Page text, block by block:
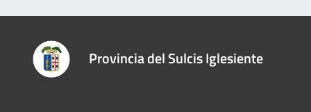
Provincia del Sulcis Iglesiente